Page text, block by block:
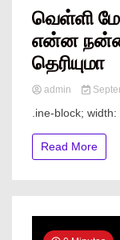
வெள்ளி
என்ன
தெரியுமா
admin
.ine-block;
Read More